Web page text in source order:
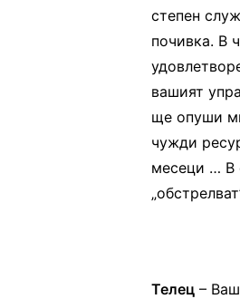
степен
почивка. В
вашият
ще опуши
чужди
месеци … В
Телец –